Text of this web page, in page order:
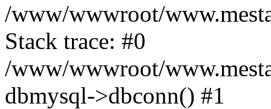
/www/wwwroot/
Stack trace: #0
/www/wwwroot/
dbmysql->dbconn() #1